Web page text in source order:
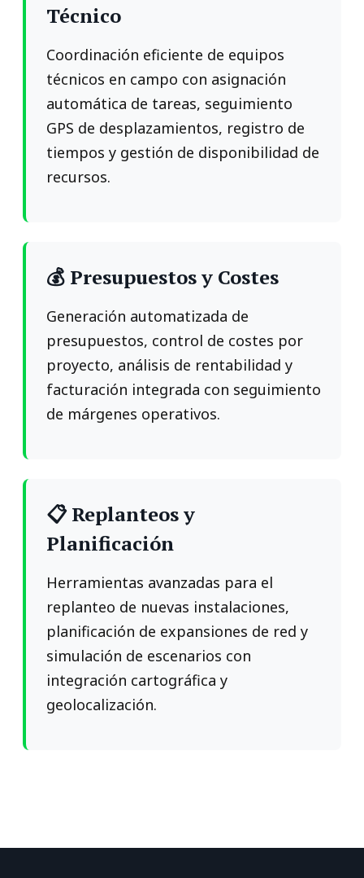
Técnico
Coordinación eficiente de equipos
técnicos en campo con asignación
automática de tareas, seguimiento
GPS de desplazamientos, registro de
tiempos y gestión de disponibilidad de
recursos.
💰 Presupuestos y Costes
Generación automatizada de
presupuestos, control de costes por
proyecto, análisis de rentabilidad y
facturación integrada con seguimiento
de márgenes operativos.
📋 Replanteos y
Planificación
Herramientas avanzadas para el
replanteo de nuevas instalaciones,
planificación de expansiones de red y
simulación de escenarios con
integración cartográfica y
geolocalización.